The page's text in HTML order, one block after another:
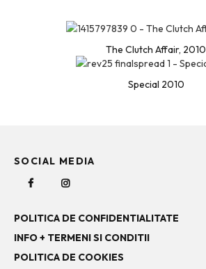
The Clutch Affair, 2010
Special 2010
SOCIAL MEDIA
POLITICA DE CONFIDENTIALITATE
INFO + TERMENI SI CONDITII
POLITICA DE COOKIES